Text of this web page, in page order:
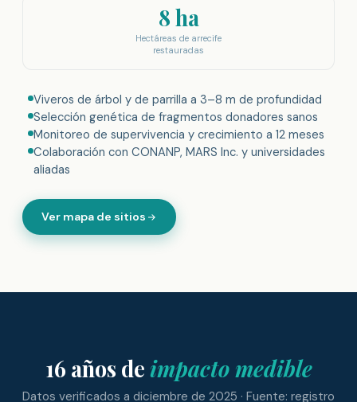
8 ha
Hectáreas de arrecife
restauradas
Viveros de árbol y de parrilla a 3–8 m de profundidad
Selección genética de fragmentos donadores sanos
Monitoreo de supervivencia y crecimiento a 12 meses
Colaboración con CONANP, MARS Inc. y universidades
aliadas
Ver mapa de sitios
16 años deimpacto medible
Datos verificados a diciembre de 2025 · Fuente: registro